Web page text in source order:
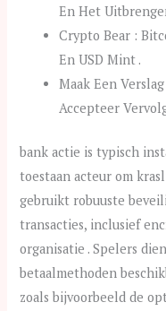
En Het
Crypto Bear :
En USD Mint .
Maak Een
Accepteer
bank actie is typisch
toestaan acteur om
gebruikt robuuste
transacties, inclusief
organisatie . Spelers
betaalmethoden
zoals bijvoorbeeld de